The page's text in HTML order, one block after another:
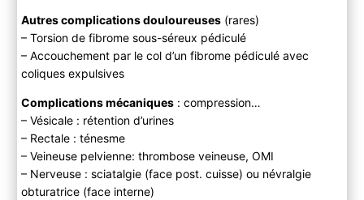
Autres complications douloureuses(rares)
– Torsion de fibrome sous-séreux pédiculé
– Accouchement par le col d’un fibrome pédiculé avec
coliques expulsives
Complications mécaniques: compression…
– Vésicale : rétention d’urines
– Rectale : ténesme
– Veineuse pelvienne: thrombose veineuse, OMI
– Nerveuse : sciatalgie (face post. cuisse) ou névralgie
obturatrice (face interne)